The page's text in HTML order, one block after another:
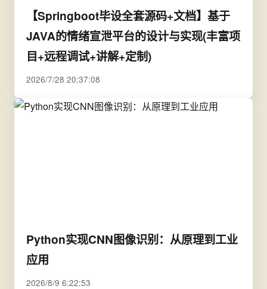
【Springboot毕设全套源码+文档】基于
JAVA的情绪宣泄平台的设计与实现(丰富项
目+远程调试+讲解+定制)
2026/7/28 20:37:08
Python实现CNN图像识别：从原理到工业
应用
2026/8/9 6:22:53